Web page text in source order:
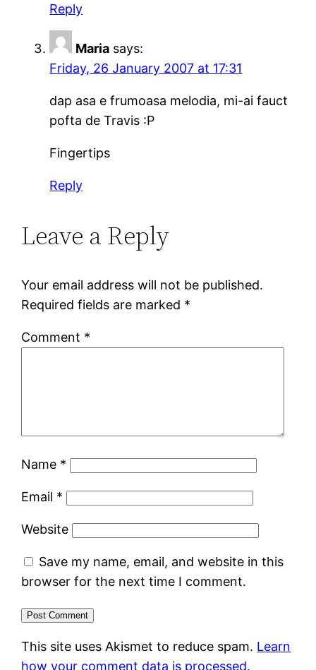
Reply
Maria says:
Friday, 26 January 2007 at 17:31
dap asa e frumoasa melodia, mi-ai fauct
pofta de Travis :P
Fingertips
Reply
Leave a Reply
Your email address will not be published.
Required fields are marked *
Comment *
Name *
Email *
Website
Save my name, email, and website in this
browser for the next time I comment.
This site uses Akismet to reduce spam. Learn
how your comment data is processed.